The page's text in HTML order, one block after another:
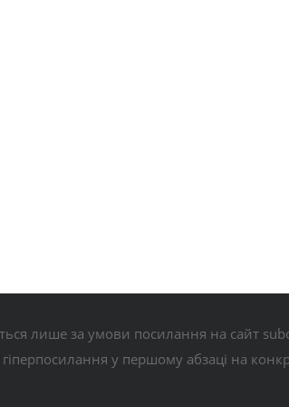
лише за умови посилання на сайт
у першому абзаці на